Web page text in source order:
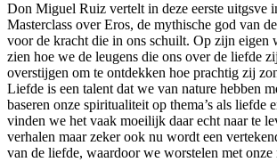
Don Miguel Ruiz vertelt in deze eerste uitgsve
Masterclass over Eros, de mythische god van
voor de kracht die in ons schuilt. Op zijn eigen
zien hoe we de leugens die ons over de liefde
overstijgen om te ontdekken hoe prachtig zij
Liefde is een talent dat we van nature hebben
baseren onze spiritualiteit op thema’s als liefde
vinden we het vaak moeilijk daar echt naar te
verhalen maar zeker ook nu wordt een
van de liefde, waardoor we worstelen met onze